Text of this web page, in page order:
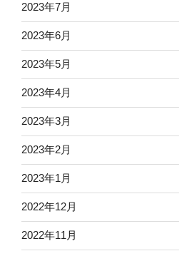
2023年7月
2023年6月
2023年5月
2023年4月
2023年3月
2023年2月
2023年1月
2022年12月
2022年11月